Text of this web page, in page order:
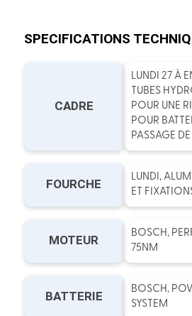
SPECIFICATIONS
CADRE
LUNDI 27 À
TUBES
POUR UNE
POUR
PASSAGE
FOURCHE
LUNDI,
ET
MOTEUR
BOSCH,
75NM
BATTERIE
BOSCH,
SYSTEM